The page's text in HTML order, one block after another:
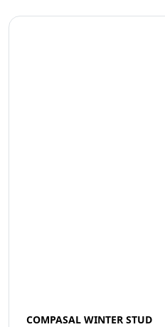
COMPASAL WINTER STUD